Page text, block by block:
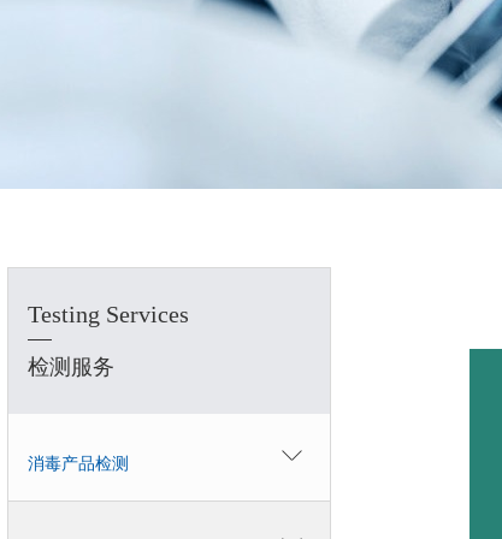
Testing Services
检测服务
消毒产品检测